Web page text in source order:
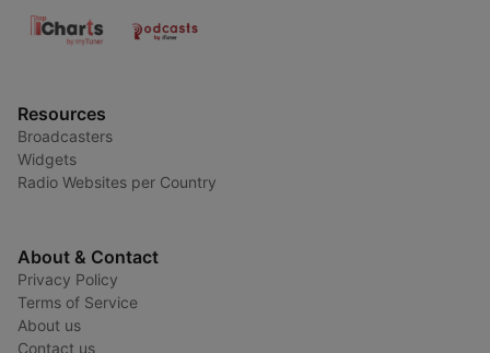
Resources
Broadcasters
Widgets
Radio Websites per Country
About & Contact
Privacy Policy
Terms of Service
About us
Contact us